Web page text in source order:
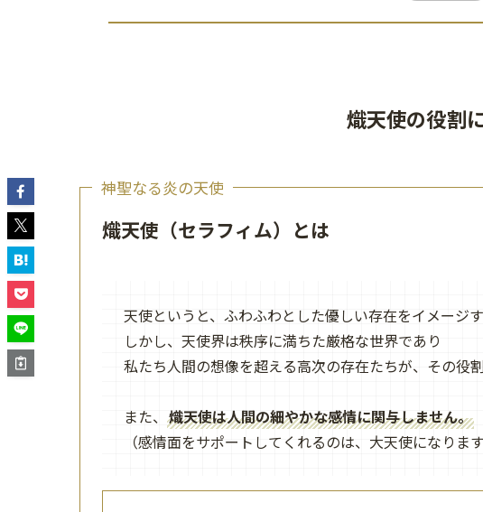
熾天使の役割
神聖なる炎の天使
熾天使（セラフィム）とは
天使というと、ふわふわとした優しい存在をイメージ
しかし、天使界は秩序に満ちた厳格な世界であり
私たち人間の想像を超える高次の存在たちが、その役
また、 熾天使は人間の細やかな感情に関与しません。
（感情面をサポートしてくれるのは、大天使になります